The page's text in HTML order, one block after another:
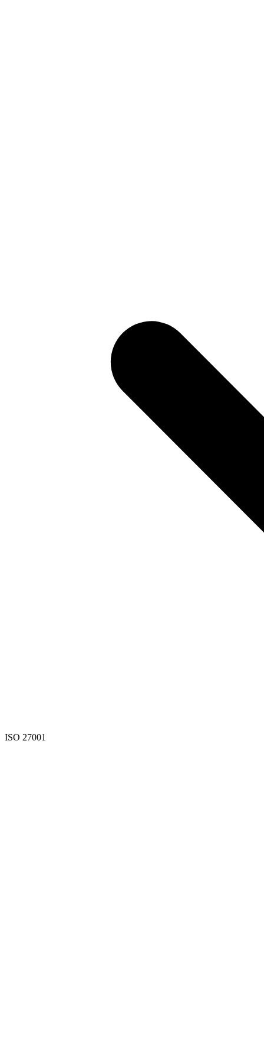
ISO 27001